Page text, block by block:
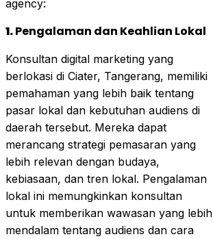
agency:
1.Pengalaman dan Keahlian Lokal
Konsultan digital marketing yang
berlokasi di Ciater, Tangerang, memiliki
pemahaman yang lebih baik tentang
pasar lokal dan kebutuhan audiens di
daerah tersebut. Mereka dapat
merancang strategi pemasaran yang
lebih relevan dengan budaya,
kebiasaan, dan tren lokal. Pengalaman
lokal ini memungkinkan konsultan
untuk memberikan wawasan yang lebih
mendalam tentang audiens dan cara